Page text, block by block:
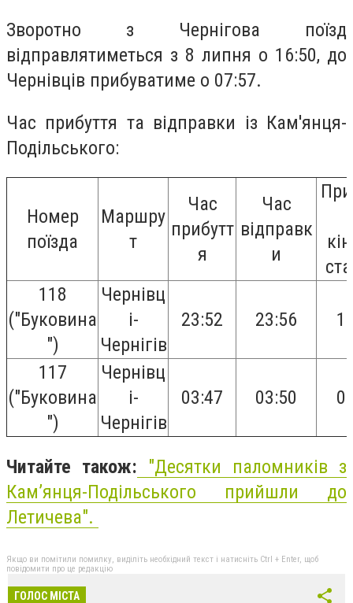
Зворотно з Чернігова поїзд
відправлятиметься з 8 липня о 16:50, до
Чернівців прибуватиме о 07:57.
Час прибуття та відправки із Кам'янця-
Подільського:
Номер
поїзда
Маршру
т
Час
прибутт
я
Час
відправк
и
118
("Буковина
")
Чернівц
і-
Чернігів
23:52 23:56
117
("Буковина
")
Чернівц
і-
Чернігів
03:47 03:50
Читайте також: "Десятки паломників з
Кам’янця-Подільського прийшли до
Летичева".
Якщо ви помітили помилку, виділіть необхідний текст і натисніть Ctrl + Enter, щоб
повідомити про це редакцію
ГОЛОС МІСТА